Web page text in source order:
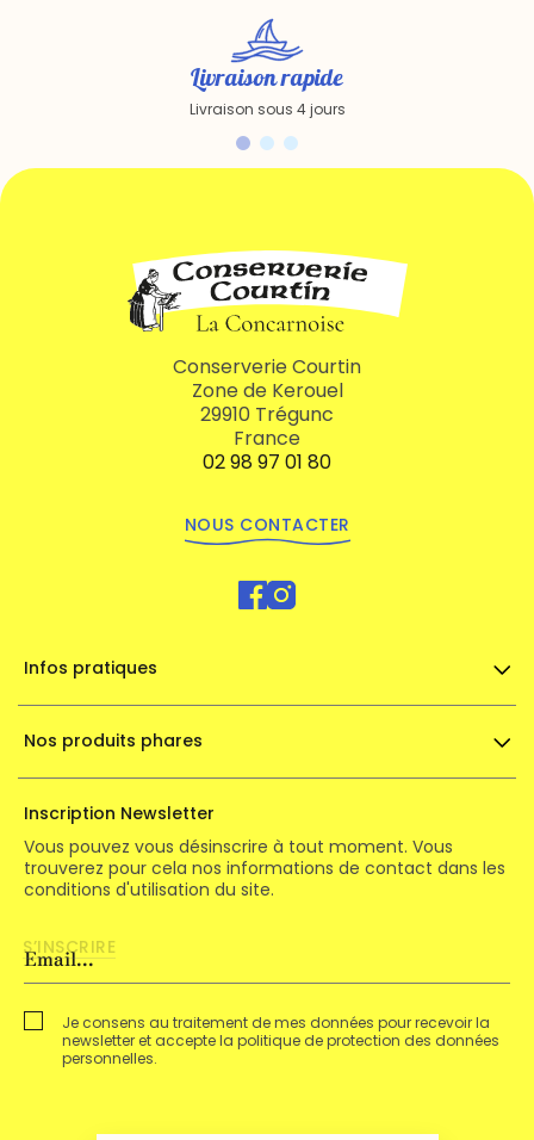
Livraison rapide
Livraison sous 4 jours
Conserverie Courtin
Zone de Kerouel
29910 Trégunc
France
02 98 97 01 80
NOUS CONTACTER
Infos pratiques
Nos produits phares
Inscription Newsletter
Vous pouvez vous désinscrire à tout moment. Vous
trouverez pour cela nos informations de contact dans les
conditions d'utilisation du site.
Je consens au traitement de mes données pour recevoir la
newsletter et accepte la politique de protection des données
personnelles.